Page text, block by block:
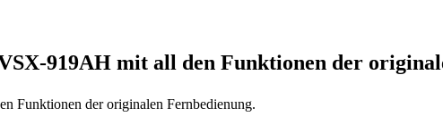
919AH mit all den Funktionen der
Funktionen der originalen Fernbedienung.